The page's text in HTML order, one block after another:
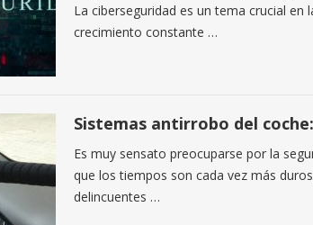
La ciberseguridad es un tema crucial en
crecimiento constante …
Sistemas antirrobo del
Es muy sensato preocuparse por la
que los tiempos son cada vez más
delincuentes …